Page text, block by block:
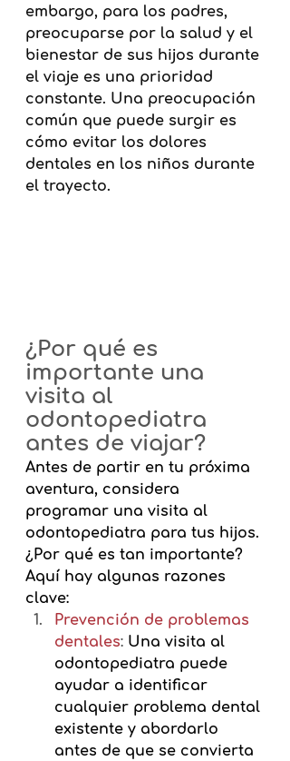
embargo, para los padres,
preocuparse por la salud y el
bienestar de sus hijos durante
el viaje es una prioridad
constante. Una preocupación
común que puede surgir es
cómo evitar los dolores
dentales en los niños durante
el trayecto.
¿Por qué es
importante una
visita al
odontopediatra
antes de viajar?
Antes de partir en tu próxima
aventura, considera
programar una visita al
odontopediatra para tus hijos.
¿Por qué es tan importante?
Aquí hay algunas razones
clave:
Prevención de problemas
dentales: Una visita al
odontopediatra puede
ayudar a identificar
cualquier problema dental
existente y abordarlo
antes de que se convierta